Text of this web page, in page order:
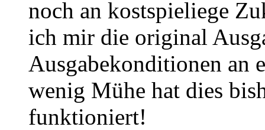
noch an kostspieliege
ich mir die original
Ausgabekonditionen an
wenig Mühe hat dies
funktioniert!